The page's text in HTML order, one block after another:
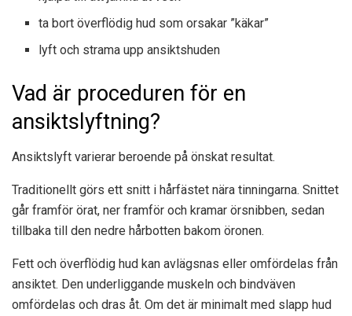
ta bort överflödig hud som orsakar ”käkar”
lyft och strama upp ansiktshuden
Vad är proceduren för en
ansiktslyftning?
Ansiktslyft varierar beroende på önskat resultat.
Traditionellt görs ett snitt i hårfästet nära tinningarna. Snittet
går framför örat, ner framför och kramar örsnibben, sedan
tillbaka till den nedre hårbotten bakom öronen.
Fett och överflödig hud kan avlägsnas eller omfördelas från
ansiktet. Den underliggande muskeln och bindväven
omfördelas och dras åt. Om det är minimalt med slapp hud